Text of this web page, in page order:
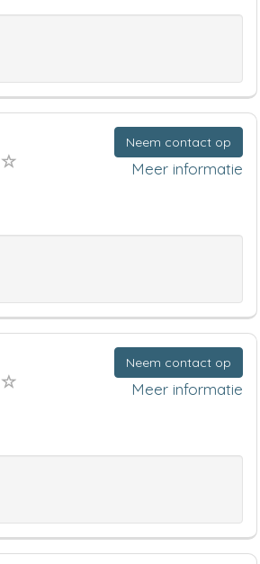
Neem contact op
Meer informatie
Neem contact op
Meer informatie